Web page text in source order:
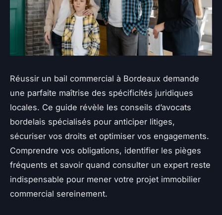
Réussir un bail commercial à Bordeaux demande
une parfaite maîtrise des spécificités juridiques
locales. Ce guide révèle les conseils d’avocats
bordelais spécialisés pour anticiper litiges,
sécuriser vos droits et optimiser vos engagements.
Comprendre vos obligations, identifier les pièges
fréquents et savoir quand consulter un expert reste
indispensable pour mener votre projet immobilier
commercial sereinement.